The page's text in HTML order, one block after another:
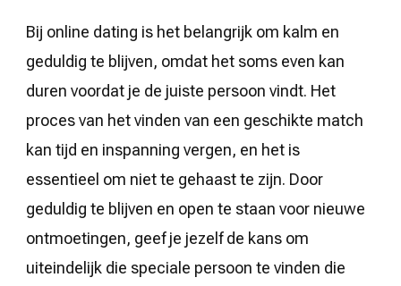
Bij online dating is het belangrijk om kalm en
geduldig te blijven, omdat het soms even kan
duren voordat je de juiste persoon vindt. Het
proces van het vinden van een geschikte match
kan tijd en inspanning vergen, en het is
essentieel om niet te gehaast te zijn. Door
geduldig te blijven en open te staan voor nieuwe
ontmoetingen, geef je jezelf de kans om
uiteindelijk die speciale persoon te vinden die